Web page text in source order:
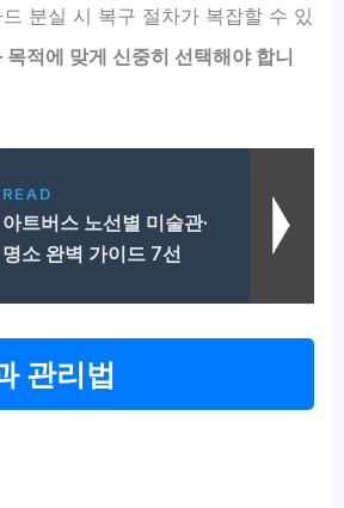
분실 시 복구 절차가 복잡할 수 있
목적에 맞게 신중히 선택해야 합니
READ
아트버스 노선별 미술관·
명소 완벽 가이드 7선
관리법